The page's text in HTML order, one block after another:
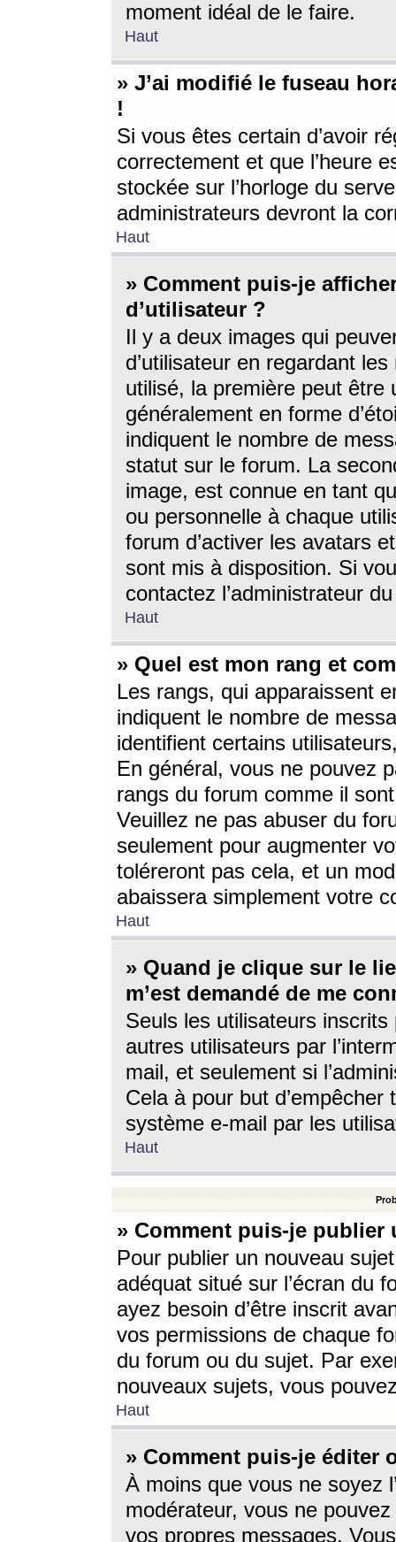
moment idéal de le faire.
Haut
» J’ai modifié le fuseau
!
Si vous êtes certain d’avoir
correctement et que l’heure
stockée sur l’horloge du
administrateurs devront la
Haut
» Comment puis-je
d’utilisateur ?
Il y a deux images qui
d’utilisateur en regardant
utilisé, la première peut être
généralement en forme
indiquent le nombre de
statut sur le forum. La
image, est connue en tant
ou personnelle à chaque
forum d’activer les avatars
sont mis à disposition. Si
contactez l’administrateur
Haut
» Quel est mon rang et
Les rangs, qui apparaissent
indiquent le nombre de
identifient certains
En général, vous ne pouvez
rangs du forum comme il
Veuillez ne pas abuser du
seulement pour augmenter
toléreront pas cela, et un
abaissera simplement votre
Haut
» Quand je clique sur le
m’est demandé de me
Seuls les utilisateurs
autres utilisateurs par
mail, et seulement si
Cela à pour but
système e-mail par les
Haut
» Comment puis-je
Pour publier un nouveau
adéquat situé sur l’écran du
ayez besoin d’être inscrit
vos permissions de chaque
du forum ou du sujet. Par
nouveaux sujets, vous
Haut
» Comment puis-je éditer
À moins que vous ne soyez
modérateur, vous ne
vos propres messages.